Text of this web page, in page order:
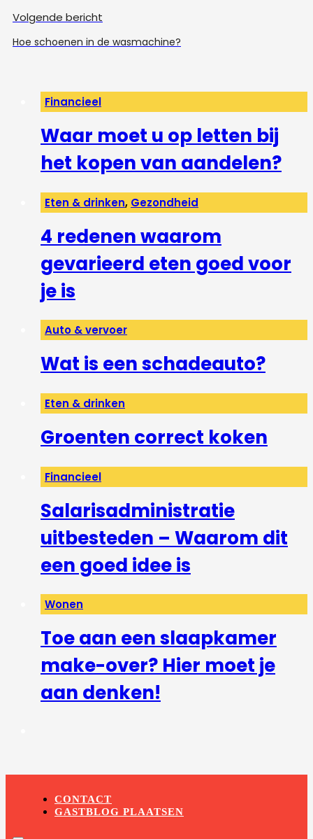
Volgende bericht
Hoe schoenen in de wasmachine?
Financieel
Waar moet u op letten bij
het kopen van aandelen?
Eten & drinken, Gezondheid
4 redenen waarom
gevarieerd eten goed voor
je is
Auto & vervoer
Wat is een schadeauto?
Eten & drinken
Groenten correct koken
Financieel
Salarisadministratie
uitbesteden – Waarom dit
een goed idee is
Wonen
Toe aan een slaapkamer
make-over? Hier moet je
aan denken!
CONTACT
GASTBLOG PLAATSEN